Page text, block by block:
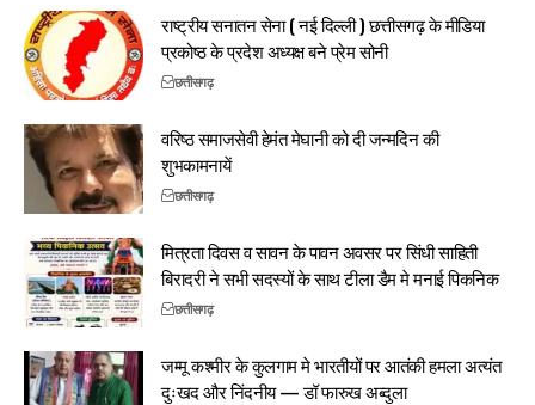
राष्ट्रीय सनातन सेना ( नई दिल्ली ) छत्तीसगढ़ के मीडिया
प्रकोष्ठ के प्रदेश अध्यक्ष बने प्रेम सोनी
छत्तीसगढ़
वरिष्ठ समाजसेवी हेमंत मेघानी को दी जन्मदिन की
शुभकामनायें
छत्तीसगढ़
मित्रता दिवस व सावन के पावन अवसर पर सिंधी साहिती
बिरादरी ने सभी सदस्यों के साथ टीला डैम मे मनाई पिकनिक
छत्तीसगढ़
जम्मू कश्मीर के कुलगाम मे भारतीयों पर आतंकी हमला अत्यंत
दुःखद और निंदनीय — डॉ फारुख अब्दुला